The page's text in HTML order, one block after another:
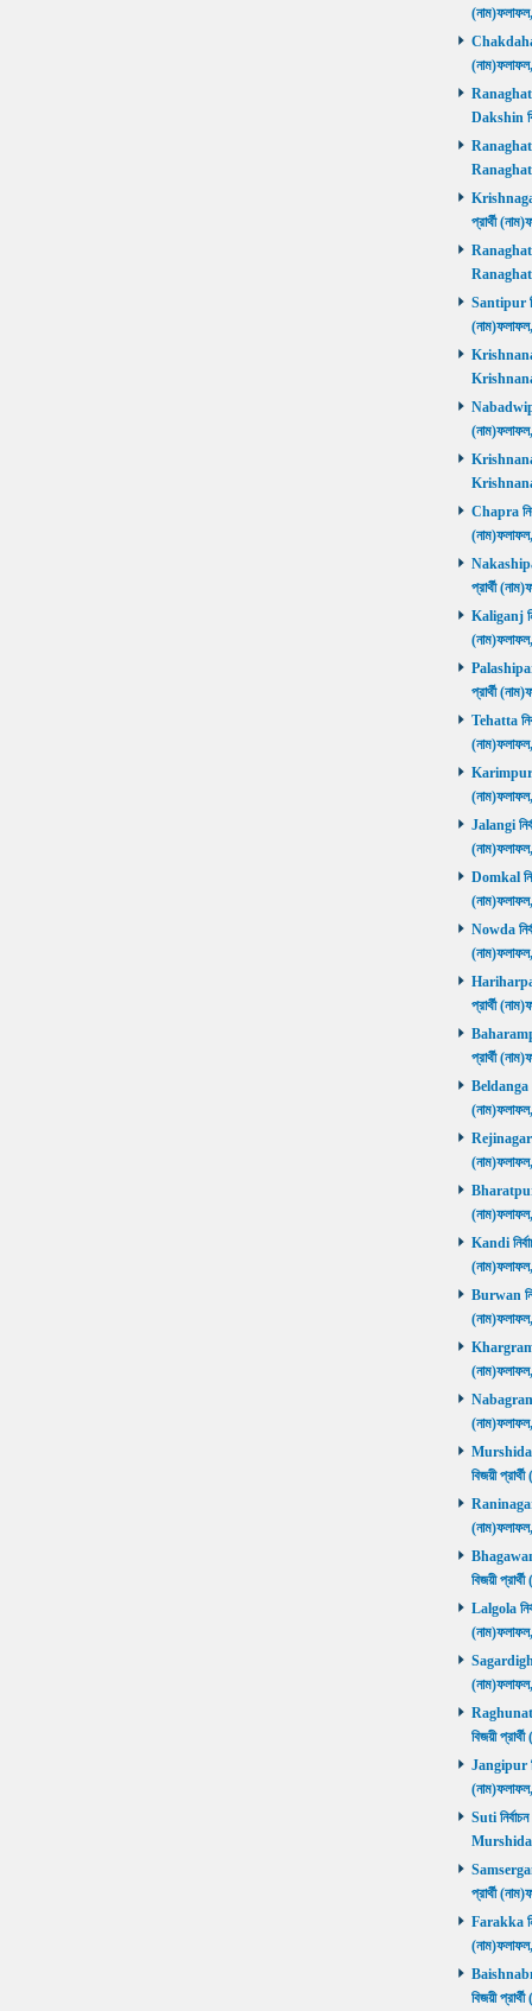
Chakdaha
Ranaghat
Dakshin
Ranaghat
Ranaghat
প্রার্থী
Ranaghat
Ranaghat
Santipur
Nabadwip
Chapra
প্রার্থী
Kaliganj
প্রার্থী
Tehatta
Karimpur
Jalangi
Domkal
Nowda
প্রার্থী
প্রার্থী
Beldanga
Rejinagar
Bharatpur
Kandi
Burwan
Khargram
Nabagram
বিজয়ী
Raninagar
বিজয়ী
Lalgola
Sagardighi
বিজয়ী
Jangipur
Suti
প্রার্থী
Farakka
বিজয়ী